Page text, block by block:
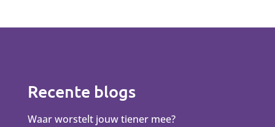
Recente blogs
Waar worstelt jouw tiener mee?